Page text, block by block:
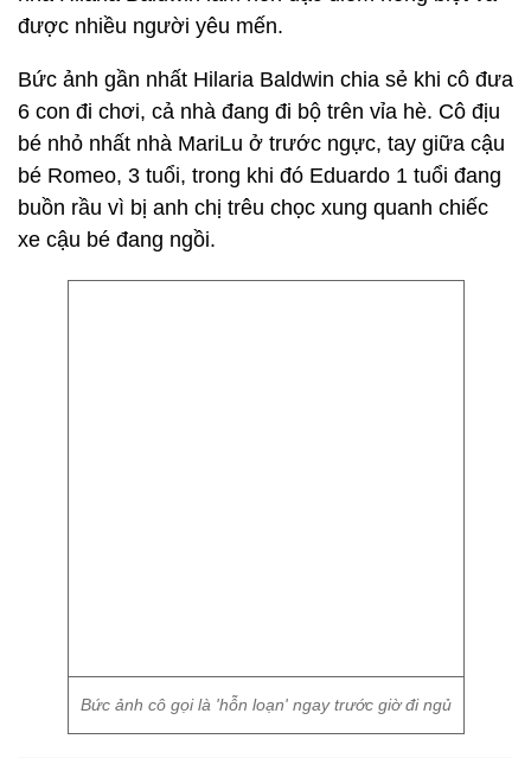
được nhiều người yêu mến.
Bức ảnh gần nhất Hilaria Baldwin chia sẻ khi cô đưa
6 con đi chơi, cả nhà đang đi bộ trên vỉa hè. Cô địu
bé nhỏ nhất nhà MariLu ở trước ngực, tay giữa cậu
bé Romeo, 3 tuổi, trong khi đó Eduardo 1 tuổi đang
buồn rầu vì bị anh chị trêu chọc xung quanh chiếc
xe cậu bé đang ngồi.
Bức ảnh cô gọi là 'hỗn loạn' ngay trước giờ đi ngủ